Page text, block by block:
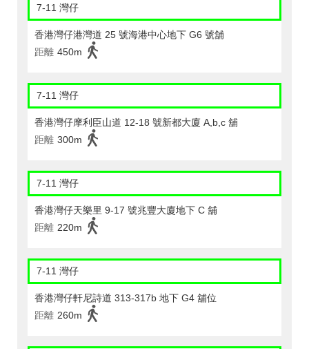
7-11 灣仔
香港灣仔港灣道 25 號海港中心地下 G6 號舖
距離 450m
7-11 灣仔
香港灣仔摩利臣山道 12-18 號新都大廈 A,b,c 舖
距離 300m
7-11 灣仔
香港灣仔天樂里 9-17 號兆豐大廈地下 C 舖
距離 220m
7-11 灣仔
香港灣仔軒尼詩道 313-317b 地下 G4 舖位
距離 260m